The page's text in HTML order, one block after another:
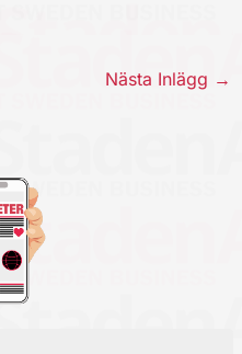
Nästa Inlägg →